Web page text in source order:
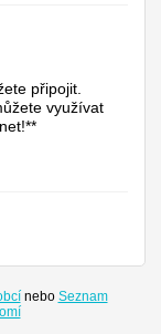
připojit.
využívat
nebo Seznam